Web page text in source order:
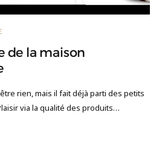
de la maison
rien, mais il fait déjà parti des petits
via la qualité des produits…